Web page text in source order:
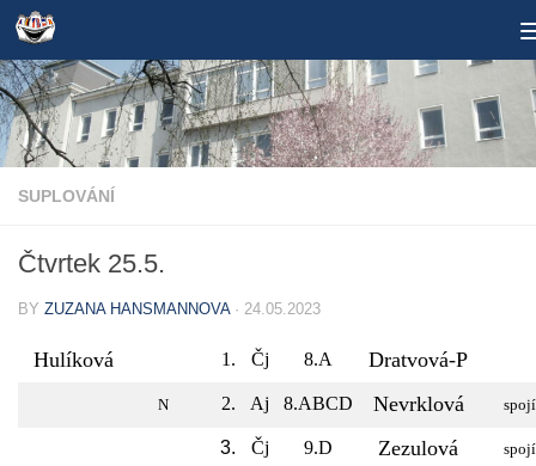
Skip to content
SUPLOVÁNÍ
Čtvrtek 25.5.
BY ZUZANA HANSMANNOVA · 24.05.2023
Hulíková 1. Čj 8.A Dratvová-P
N 2. Aj 8.ABCD Nevrklová spojí
3. Čj 9.D Zezulová spojí